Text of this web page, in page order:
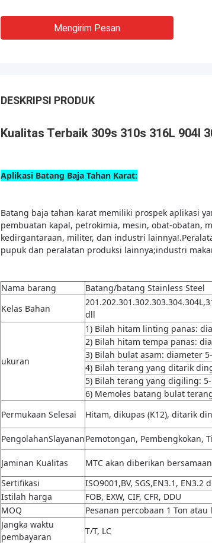
Mengirim Pesan
DESKRIPSI PRODUK
Kualitas Terbaik 309s 310s 316L 904l
Aplikasi Batang Baja Tahan Karat:
Batang baja tahan karat memiliki prospek aplikasi
pembuatan kapal, petrokimia, mesin, obat-obatan,
kedirgantaraan, militer, dan industri
pupuk dan peralatan produksi lainnya;industri
Nama barang
Batang/batang Stainless Steel
Kelas Bahan
dll
ukuran
1) Bilah hitam linting panas:
2) Bilah hitam tempa panas:
3) Bilah bulat asam: diameter
4) Bilah terang yang ditarik
5) Bilah terang yang digiling:
6) Memoles batang bulat
Permukaan Selesai
Hitam, dikupas (K12), ditarik
PengolahanSlayananPemotongan, Pembengkokan,
Jaminan Kualitas
MTC akan diberikan
Sertifikasi
ISO9001,BV, SGS,EN3.1, EN3.2
Istilah harga
FOB, EXW, CIF, CFR, DDU
MOQ
Pesanan percobaan 1 Ton
Jangka waktu
pembayaran
T/T, LC